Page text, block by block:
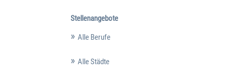
Stellenangebote
Alle Berufe
Alle Städte